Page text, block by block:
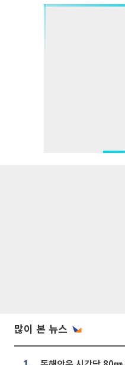
많이 본 뉴스